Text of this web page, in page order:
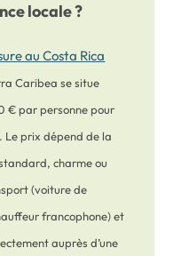
locale ?
au Costa Rica
Caribea se situe
€ par personne pour
Le prix dépend de la
charme ou
(voiture de
francophone) et
auprès d’une